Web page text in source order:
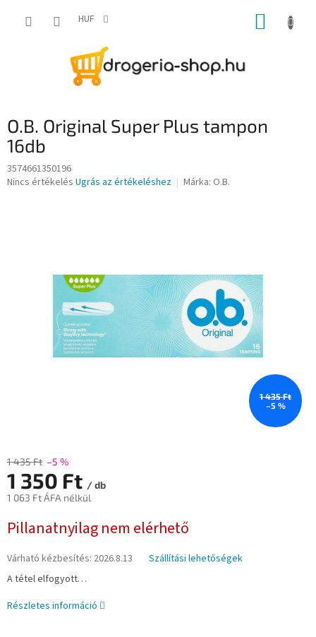
HUF KOSÁR
O.B. Original Super Plus tampon
16db
3574661350196
A
Nincs értékelés Ugrás az értékeléshez Márka: O.B.
1 435 Ft
–5 %
1 435 Ft –5 %
1 350 Ft / db
1 063 Ft ÁFA nélkül
Pillanatnyilag nem elérhető
Várható kézbesítés: 2026.8.13
Szállítási lehetőségek
A tétel elfogyott…
Részletes információ